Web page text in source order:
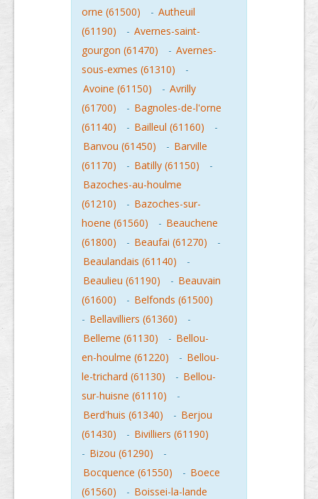
orne (61500)
- Autheuil
(61190)
- Avernes-saint-
gourgon (61470)
- Avernes-
sous-exmes (61310)
-
Avoine (61150)
- Avrilly
(61700)
- Bagnoles-de-l'orne
(61140)
- Bailleul (61160)
-
Banvou (61450)
- Barville
(61170)
- Batilly (61150)
-
Bazoches-au-houlme
(61210)
- Bazoches-sur-
hoene (61560)
- Beauchene
(61800)
- Beaufai (61270)
-
Beaulandais (61140)
-
Beaulieu (61190)
- Beauvain
(61600)
- Belfonds (61500)
- Bellavilliers (61360)
-
Belleme (61130)
- Bellou-
en-houlme (61220)
- Bellou-
le-trichard (61130)
- Bellou-
sur-huisne (61110)
-
Berd'huis (61340)
- Berjou
(61430)
- Bivilliers (61190)
- Bizou (61290)
-
Bocquence (61550)
- Boece
(61560)
- Boissei-la-lande